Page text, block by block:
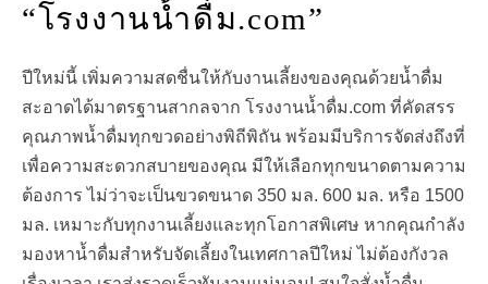
“โรงงานน้ำดื่ม.com”
ปีใหม่นี้ เพิ่มความสดชื่นให้กับงานเลี้ยงของคุณด้วยน้ำดื่ม
สะอาดได้มาตรฐานสากลจาก โรงงานน้ำดื่ม.com ที่คัดสรร
คุณภาพน้ำดื่มทุกขวดอย่างพิถีพิถัน พร้อมมีบริการจัดส่งถึงที่
เพื่อความสะดวกสบายของคุณ มีให้เลือกทุกขนาดตามความ
ต้องการ ไม่ว่าจะเป็นขวดขนาด 350 มล. 600 มล. หรือ 1500
มล. เหมาะกับทุกงานเลี้ยงและทุกโอกาสพิเศษ หากคุณกำลัง
มองหาน้ำดื่มสำหรับจัดเลี้ยงในเทศกาลปีใหม่ ไม่ต้องกังวล